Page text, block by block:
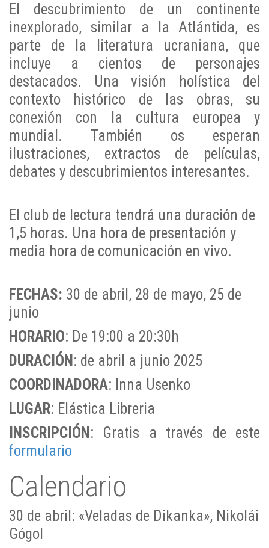
El descubrimiento de un continente
inexplorado, similar a la Atlántida, es
parte de la literatura ucraniana, que
incluye a cientos de personajes
destacados. Una visión holística del
contexto histórico de las obras, su
conexión con la cultura europea y
mundial. También os esperan
ilustraciones, extractos de películas,
debates y descubrimientos interesantes.
El club de lectura tendrá una duración de
1,5 horas. Una hora de presentación y
media hora de comunicación en vivo.
FECHAS: 30 de abril, 28 de mayo, 25 de
junio
HORARIO: De 19:00 a 20:30h
DURACIÓN : de abril a junio 2025
COORDINADORA: Inna Usenko
LUGAR: Elástica Libreria
INSCRIPCIÓN : Gratis a través de este
formulario
Calendario
30 de abril: «Veladas de Dikanka», Nikolái
Gógol